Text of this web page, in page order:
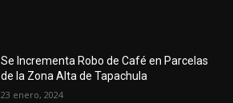
Se Incrementa Robo de Café en Parcelas
de la Zona Alta de Tapachula
23 enero, 2024